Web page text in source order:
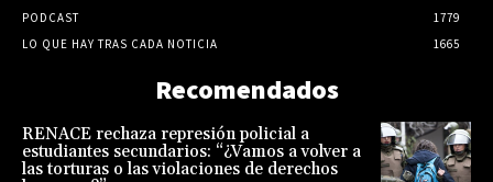
PODCAST
1779
LO QUE HAY TRAS CADA NOTICIA
1665
Recomendados
RENACE rechaza represión policial a
estudiantes secundarios: “¿Vamos a volver a
las torturas o las violaciones de derechos